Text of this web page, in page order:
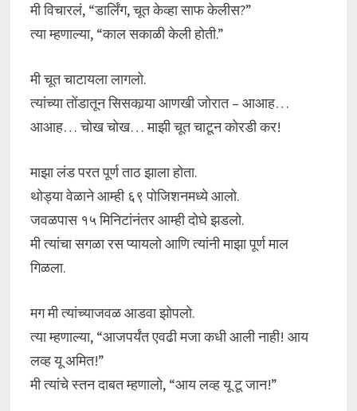
मी विचारलं, “डार्लिंग, चूत केव्हा साफ केलीस?”
त्या म्हणाल्या, “काल सकाळी केली होती.”
मी चूत चाटायला लागलो.
त्यांच्या तोंडातून सिसकार्‍या आणखी जोरात – आआह…
आआह… चोख चोख… माझी चूत चाटून कोरडी कर!
माझा लंड परत पूर्ण ताठ झाला होता.
थोड्या वेळाने आम्ही ६९ पोजिशनमध्ये आलो.
जवळपास १५ मिनिटांनंतर आम्ही दोघे झडलो.
मी त्यांचा सगळा रस प्यायलो आणि त्यांनी माझा पूर्ण माल
गिळला.
मग मी त्यांच्याजवळ आडवा झोपलो.
त्या म्हणाल्या, “आजपर्यंत एवढी मजा कधी आली नाही! आय
लव्ह यू अमित!”
मी त्यांचे स्तन दाबत म्हणालो, “आय लव्ह यू टू जान!”